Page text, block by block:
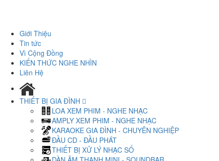
Giới Thiệu
Tin tức
Vì Cộng Đồng
KIẾN THỨC NGHE NHÌN
Liên Hệ
THIẾT BỊ GIA ĐÌNH
LOA XEM PHIM - NGHE NHẠC
AMPLY XEM PHIM - NGHE NHẠC
KARAOKE GIA ĐÌNH - CHUYÊN NGHIỆP
ĐẦU CD - ĐẦU PHÁT
THIẾT BỊ XỬ LÝ NHẠC SỐ